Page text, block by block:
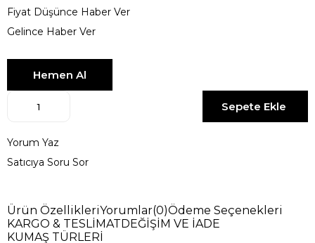
Fiyat Düşünce Haber Ver
Gelince Haber Ver
Yorum Yaz
Satıcıya Soru Sor
Ürün ÖzellikleriYorumlar(0)Ödeme Seçenekleri
KARGO & TESLİMAT DEĞİŞİM VE İADE
KUMAŞ TÜRLERİ